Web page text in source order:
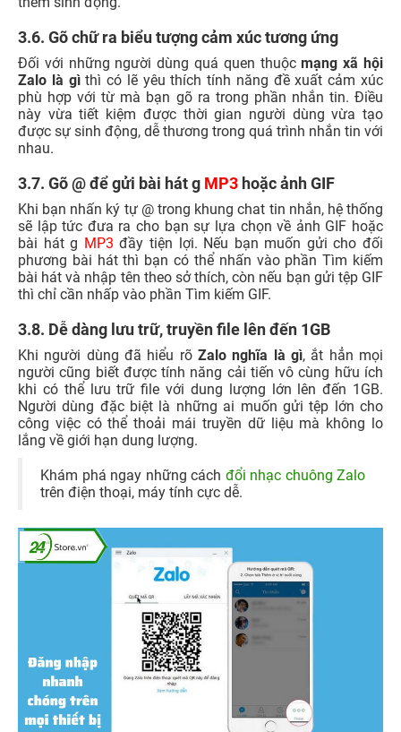
3.6. Gõ chữ ra biểu tượng cảm xúc tương ứng
Đối với những người dùng quá quen thuộcmạng xã hội
Zalo là gìthì có lẽ yêu thích tính năng đề xuất cảm xúc
phù hợp với từ mà bạn gõ ra trong phần nhắn tin. Điều
này vừa tiết kiệm được thời gian người dùng vừa tạo
được sự sinh động, dễ thương trong quá trình nhắn tin với
nhau.
3.7. Gõ @ để gửi bài hát g MP3 hoặc ảnh GIF
Khi bạn nhấn ký tự @ trong khung chat tin nhắn, hệ thống
sẽ lập tức đưa ra cho bạn sự lựa chọn về ảnh GIF hoặc
bài hát g MP3 đầy tiện lợi. Nếu bạn muốn gửi cho đối
phương bài hát thì bạn có thể nhấn vào phần Tìm kiếm
bài hát và nhập tên theo sở thích, còn nếu bạn gửi tệp GIF
thì chỉ cần nhấp vào phần Tìm kiếm GIF.
3.8. Dễ dàng lưu trữ, truyền file lên đến 1GB
Khi người dùng đã hiểu rõ Zalo nghĩa là gì, ắt hẳn mọi
người cũng biết được tính năng cải tiến vô cùng hữu ích
khi có thể lưu trữ file với dung lượng lớn lên đến 1GB.
Người dùng đặc biệt là những ai muốn gửi tệp lớn cho
công việc có thể thoải mái truyền dữ liệu mà không lo
lắng về giới hạn dung lượng.
Khám phá ngay những cách đổi nhạc chuông Zalo
trên điện thoại, máy tính cực dễ.